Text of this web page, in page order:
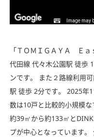
Image may
「ＴＯＭＩＧＡＹＡ Ｅ
代田線 代々木公園駅 徒歩
ンです。 また２路線利用
駅 徒歩 2分です。 2025年
数は10戸と比較的小規模
約39㎡から約133㎡と
プが中心となっています